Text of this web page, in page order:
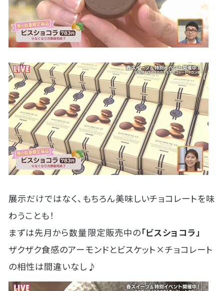
展示だけではなく、もちろん美味しいチョコレートを味
わうことも！
まずは先月から数量限定販売中の「ビスショコラ」
ザクザク食感のアーモンドとビスケット×チョコレート
の相性は間違いなし♪